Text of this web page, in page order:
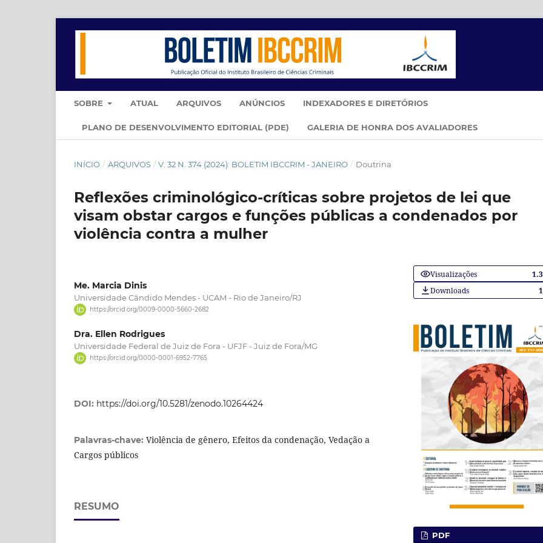
SOBRE ATUAL ARQUIVOS ANÚNCIOS INDEXADORES E DIRETÓRIOS
PLANO DE DESENVOLVIMENTO EDITORIAL (PDE) GALERIA DE HONRA DOS AVALIADORES
INÍCIO / ARQUIVOS / V. 32 N. 374 (2024): BOLETIM IBCCRIM - JANEIRO / Doutrina
Reflexões criminológico-críticas sobre projetos de lei que
visam obstar cargos e funções públicas a condenados por
violência contra a mulher
Me. Marcia Dinis
Universidade Cândido Mendes - UCAM - Rio de Janeiro/RJ
https://orcid.org/0009-0000-5660-2682
Dra. Ellen Rodrigues
Universidade Federal de Juiz de Fora - UFJF - Juiz de Fora/MG
https://orcid.org/0000-0001-6952-7765
DOI: https://doi.org/10.5281/zenodo.10264424
Palavras-chave: Violência de gênero, Efeitos da condenação, Vedação a
Cargos públicos
RESUMO
Visualizações
Downloads
PDF